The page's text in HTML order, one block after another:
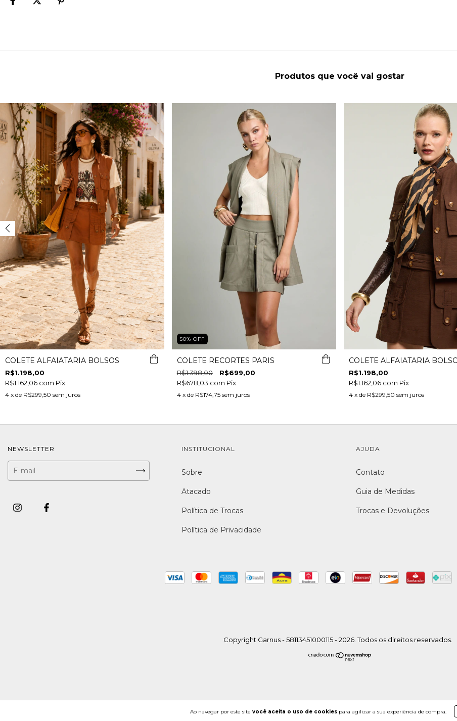
Ao navegar por este site você aceita o uso de cookies para agilizar a sua experiência de compra.
Produtos que você vai gostar
COLETE ALFAIATARIA BOLSOS
R$1.198,00
R$1.162,06 com Pix
4 x de R$299,50 sem juros
50% OFF
COLETE RECORTES PARIS
R$1.398,00
R$699,00
R$678,03 com Pix
4 x de R$174,75 sem juros
COLETE ALFAIATARIA
R$1.198,00
R$1.162,06 com Pix
4 x de R$299,50 sem juros
NEWSLETTER INSTITUCIONAL
Sobre
Atacado
Política de Trocas
Política de Privacidade
AJUDA
Contato
Guia de Medidas
Trocas e Devoluções
Copyright Garnus - 58113451000115 - 2026. Todos os direitos reservados.